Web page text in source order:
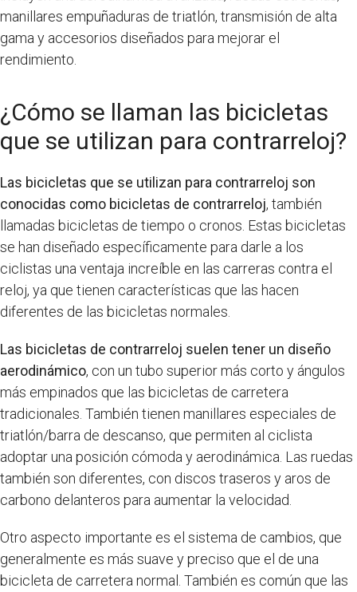
manillares empuñaduras de triatlón, transmisión de alta
gama y accesorios diseñados para mejorar el
rendimiento.
¿Cómo se llaman las bicicletas
que se utilizan para contrarreloj?
Las bicicletas que se utilizan para contrarreloj son
conocidas como bicicletas de contrarreloj, también
llamadas bicicletas de tiempo o cronos. Estas bicicletas
se han diseñado específicamente para darle a los
ciclistas una ventaja increíble en las carreras contra el
reloj, ya que tienen características que las hacen
diferentes de las bicicletas normales.
Las bicicletas de contrarreloj suelen tener un diseño
aerodinámico, con un tubo superior más corto y ángulos
más empinados que las bicicletas de carretera
tradicionales. También tienen manillares especiales de
triatlón/barra de descanso, que permiten al ciclista
adoptar una posición cómoda y aerodinámica. Las ruedas
también son diferentes, con discos traseros y aros de
carbono delanteros para aumentar la velocidad.
Otro aspecto importante es el sistema de cambios, que
generalmente es más suave y preciso que el de una
bicicleta de carretera normal. También es común que las